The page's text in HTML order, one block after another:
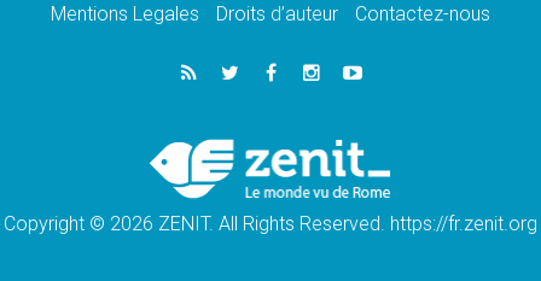
de l'Assomption et mémoire nationale
«La paix commence par l'empathie» estime
le cardinal Parolin
En Colombie, «la paix ne s'achète pas avec
une signature»
Mentions Legales
Droits d’auteur Contactez-nous
Copyright © 2026 ZENIT. All Rights Reserved. https://fr.zenit.org